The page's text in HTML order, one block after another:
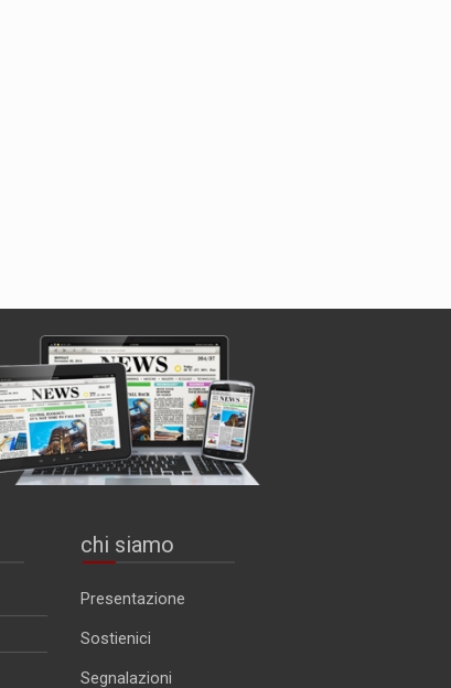
chi siamo
Presentazione
Sostienici
Segnalazioni